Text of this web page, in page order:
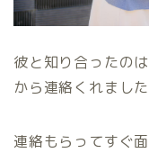
彼と知り合ったの
から連絡くれました
連絡もらってすぐ